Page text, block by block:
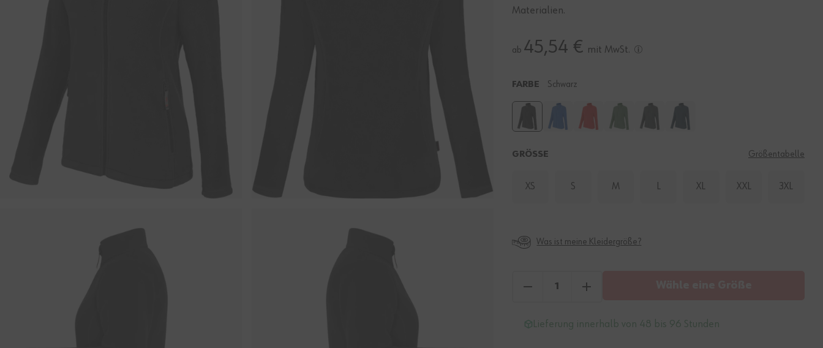
Materialien.
ab 45,54 € mit MwSt.
FARBE Schwarz
GRÖSSE Größentabelle
XS S M L XL XXL 3XL
Was ist meine Kleidergröße?
Lieferung innerhalb von 48 bis 96 Stunden